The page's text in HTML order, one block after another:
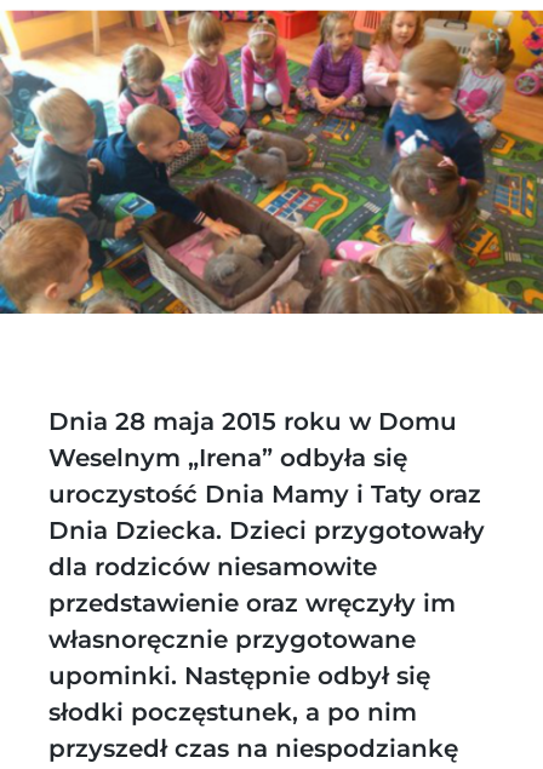
Dnia 28 maja 2015 roku w Domu
Weselnym „Irena” odbyła się
uroczystość Dnia Mamy i Taty oraz
Dnia Dziecka. Dzieci przygotowały
dla rodziców niesamowite
przedstawienie oraz wręczyły im
własnoręcznie przygotowane
upominki. Następnie odbył się
słodki poczęstunek, a po nim
przyszedł czas na niespodziankę